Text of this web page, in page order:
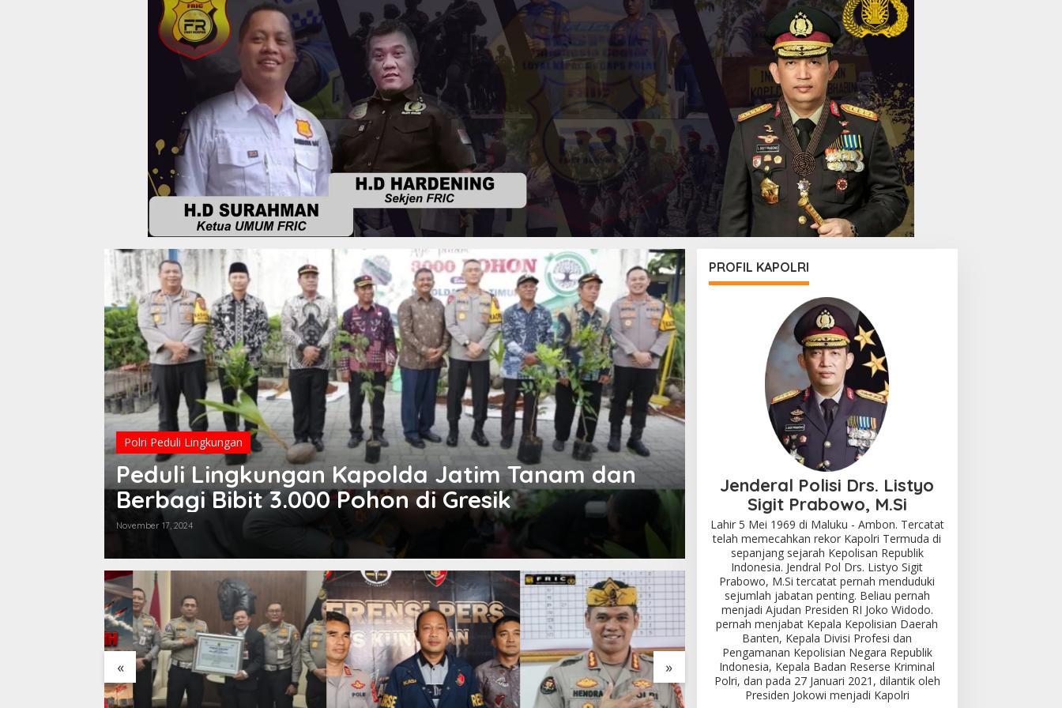
Polri Peduli Lingkungan
Peduli Lingkungan Kapolda Jatim Tanam dan
Berbagi Bibit 3.000 Pohon di Gresik
November 17, 2024
« »
PROFIL KAPOLRI
Jenderal Polisi Drs. Listyo
Sigit Prabowo, M.Si
Lahir 5 Mei 1969 di Maluku - Ambon. Tercatat
telah memecahkan rekor Kapolri Termuda di
sepanjang sejarah Kepolisan Republik
Indonesia. Jendral Pol Drs. Listyo Sigit
Prabowo, M.Si tercatat pernah menduduki
sejumlah jabatan penting. Beliau pernah
menjadi Ajudan Presiden RI Joko Widodo.
pernah menjabat Kepala Kepolisian Daerah
Banten, Kepala Divisi Profesi dan
Pengamanan Kepolisian Negara Republik
Indonesia, Kepala Badan Reserse Kriminal
Polri, dan pada 27 Januari 2021, dilantik oleh
Presiden Jokowi menjadi Kapolri